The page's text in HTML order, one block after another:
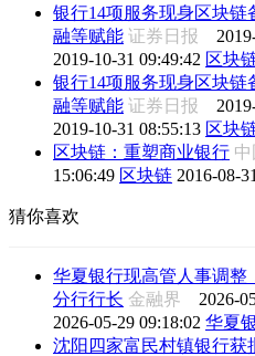
银行14项服务现身区块
融等赋能 证券日报
2019-10-31 09:49:42 区块
银行14项服务现身区块
融等赋能 证券日报
2019-10-31 08:55:13 区块
区块链：重塑商业银行
15:06:49 区块链 2016-08-
猜你喜欢
华夏银行现高管人事调整
分行行长 金融界 2026-
2026-05-29 09:18:02 华夏
沈阳四家富民村镇银行获